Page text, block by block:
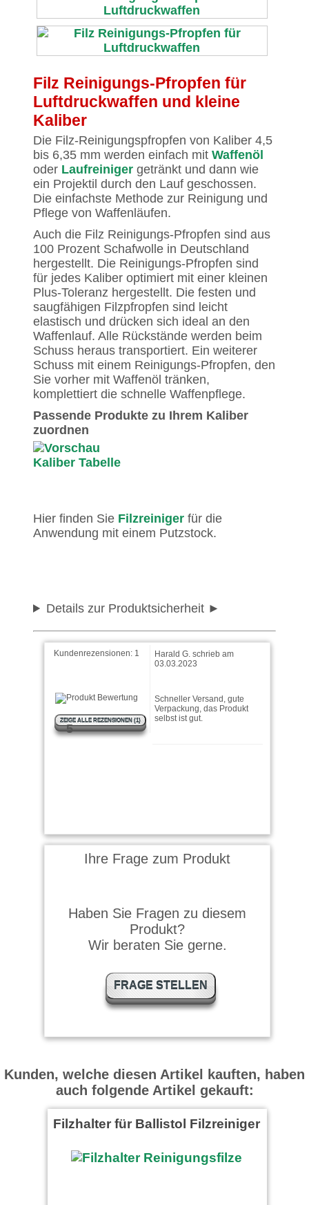
Filz Reinigungs-Pfropfen für
Luftdruckwaffen und kleine
Kaliber
Die Filz-Reinigungspfropfen von Kaliber 4,5
bis 6,35 mm werden einfach mit Waffenöl
oder Laufreiniger getränkt und dann wie
ein Projektil durch den Lauf geschossen.
Die einfachste Methode zur Reinigung und
Pflege von Waffenläufen.
Auch die Filz Reinigungs-Pfropfen sind aus
100 Prozent Schafwolle in Deutschland
hergestellt. Die Reinigungs-Pfropfen sind
für jedes Kaliber optimiert mit einer kleinen
Plus-Toleranz hergestellt. Die festen und
saugfähigen Filzpfropfen sind leicht
elastisch und drücken sich ideal an den
Waffenlauf. Alle Rückstände werden beim
Schuss heraus transportiert. Ein weiterer
Schuss mit einem Reinigungs-Pfropfen, den
Sie vorher mit Waffenöl tränken,
komplettiert die schnelle Waffenpflege.
Passende Produkte zu Ihrem Kaliber
zuordnen
Hier finden Sie Filzreiniger für die
Anwendung mit einem Putzstock.
Details zur Produktsicherheit
Kundenrezensionen: 1
5
ZEIGE ALLE REZENSIONEN (1)
Harald G. schrieb am
03.03.2023
Schneller Versand, gute
Verpackung, das Produkt
selbst ist gut.
Ihre Frage zum Produkt
Haben Sie Fragen zu diesem
Produkt?
Wir beraten Sie gerne.
FRAGE STELLEN
Kunden, welche diesen Artikel kauften, haben
auch folgende Artikel gekauft:
Filzhalter für Ballistol Filzreiniger